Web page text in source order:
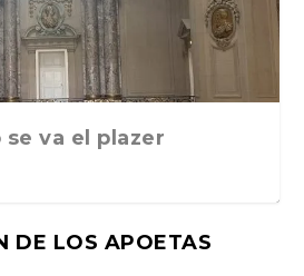
va el plazer
DE LOS APOETAS